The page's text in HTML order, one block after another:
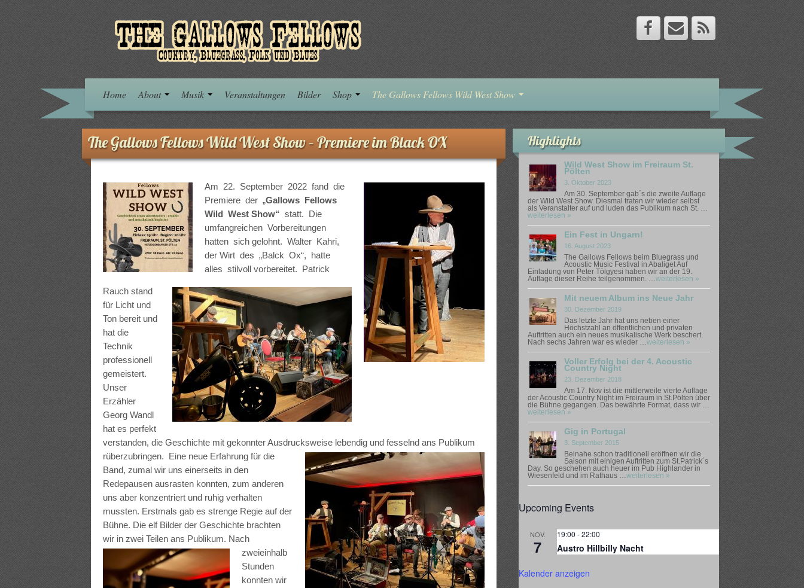
Home About Musik Veranstaltungen Bilder Shop The Gallows Fellows Wild West Show
The Gallows Fellows Wild West Show – Premiere im Black OX
Am 22. September 2022 fand die
Premiere der „Gallows Fellows
Wild West Show“ statt. Die
umfangreichen Vorbereitungen
hatten sich gelohnt. Walter Kahri,
der Wirt des „Balck Ox“, hatte
alles stilvoll vorbereitet. Patrick
Rauch stand
für Licht und
Ton bereit und
hat die
Technik
professionell
gemeistert.
Unser
Erzähler
Georg Wandl
hat es perfekt
verstanden, die Geschichte mit gekonnter Ausdrucksweise lebendig und fesselnd ans Publikum
rüberzubringen. Eine neue Erfahrung für die
Band, zumal wir uns einerseits in den
Redepausen ausrasten konnten, zum anderen
uns aber konzentriert und ruhig verhalten
mussten. Erstmals gab es strenge Regie auf der
Bühne. Die elf Bilder der Geschichte brachten
wir in zwei Teilen ans Publikum. Nach
zweieinhalb
Stunden
konnten wir
Highlights
Wild West Show im Freiraum St.
Pölten
3. Oktober 2023
Am 30. September gab´s die zweite Auflage
der Wild West Show. Diesmal traten wir wieder selbst
als Veranstalter auf und luden das Publikum nach St. …
weiterlesen »
Ein Fest in Ungarn!
16. August 2023
The Gallows Fellows beim Bluegrass und
Acoustic Music Festival in Abaliget Auf
Einladung von Peter Tölgyesi haben wir an der 19.
Auflage dieser Reihe teilgenommen. …weiterlesen »
Mit neuem Album ins Neue Jahr
30. Dezember 2019
Das letzte Jahr hat uns neben einer
Höchstzahl an öffentlichen und privaten
Auftritten auch ein neues musikalische Werk beschert.
Nach sechs Jahren war es wieder …weiterlesen »
Voller Erfolg bei der 4. Acoustic
Country Night
23. Dezember 2018
Am 17. Nov ist die mittlerweile vierte Auflage
der Acoustic Country Night im Freiraum in St.Pölten über
die Bühne gegangen. Das bewährte Format, dass wir …
weiterlesen »
Gig in Portugal
3. September 2015
Beinahe schon traditionell eröffnen wir die
Saison mit einigen Auftritten zum St.Patrick´s
Day. So geschehen auch heuer im Pub Highlander in
Wiesenfeld und im Rathaus …weiterlesen »
Upcoming Events
NOV.
7
19:00 -22:00
Austro Hillbilly Nacht
Kalender anzeigen